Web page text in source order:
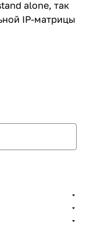
alone, так
IP-матрицы